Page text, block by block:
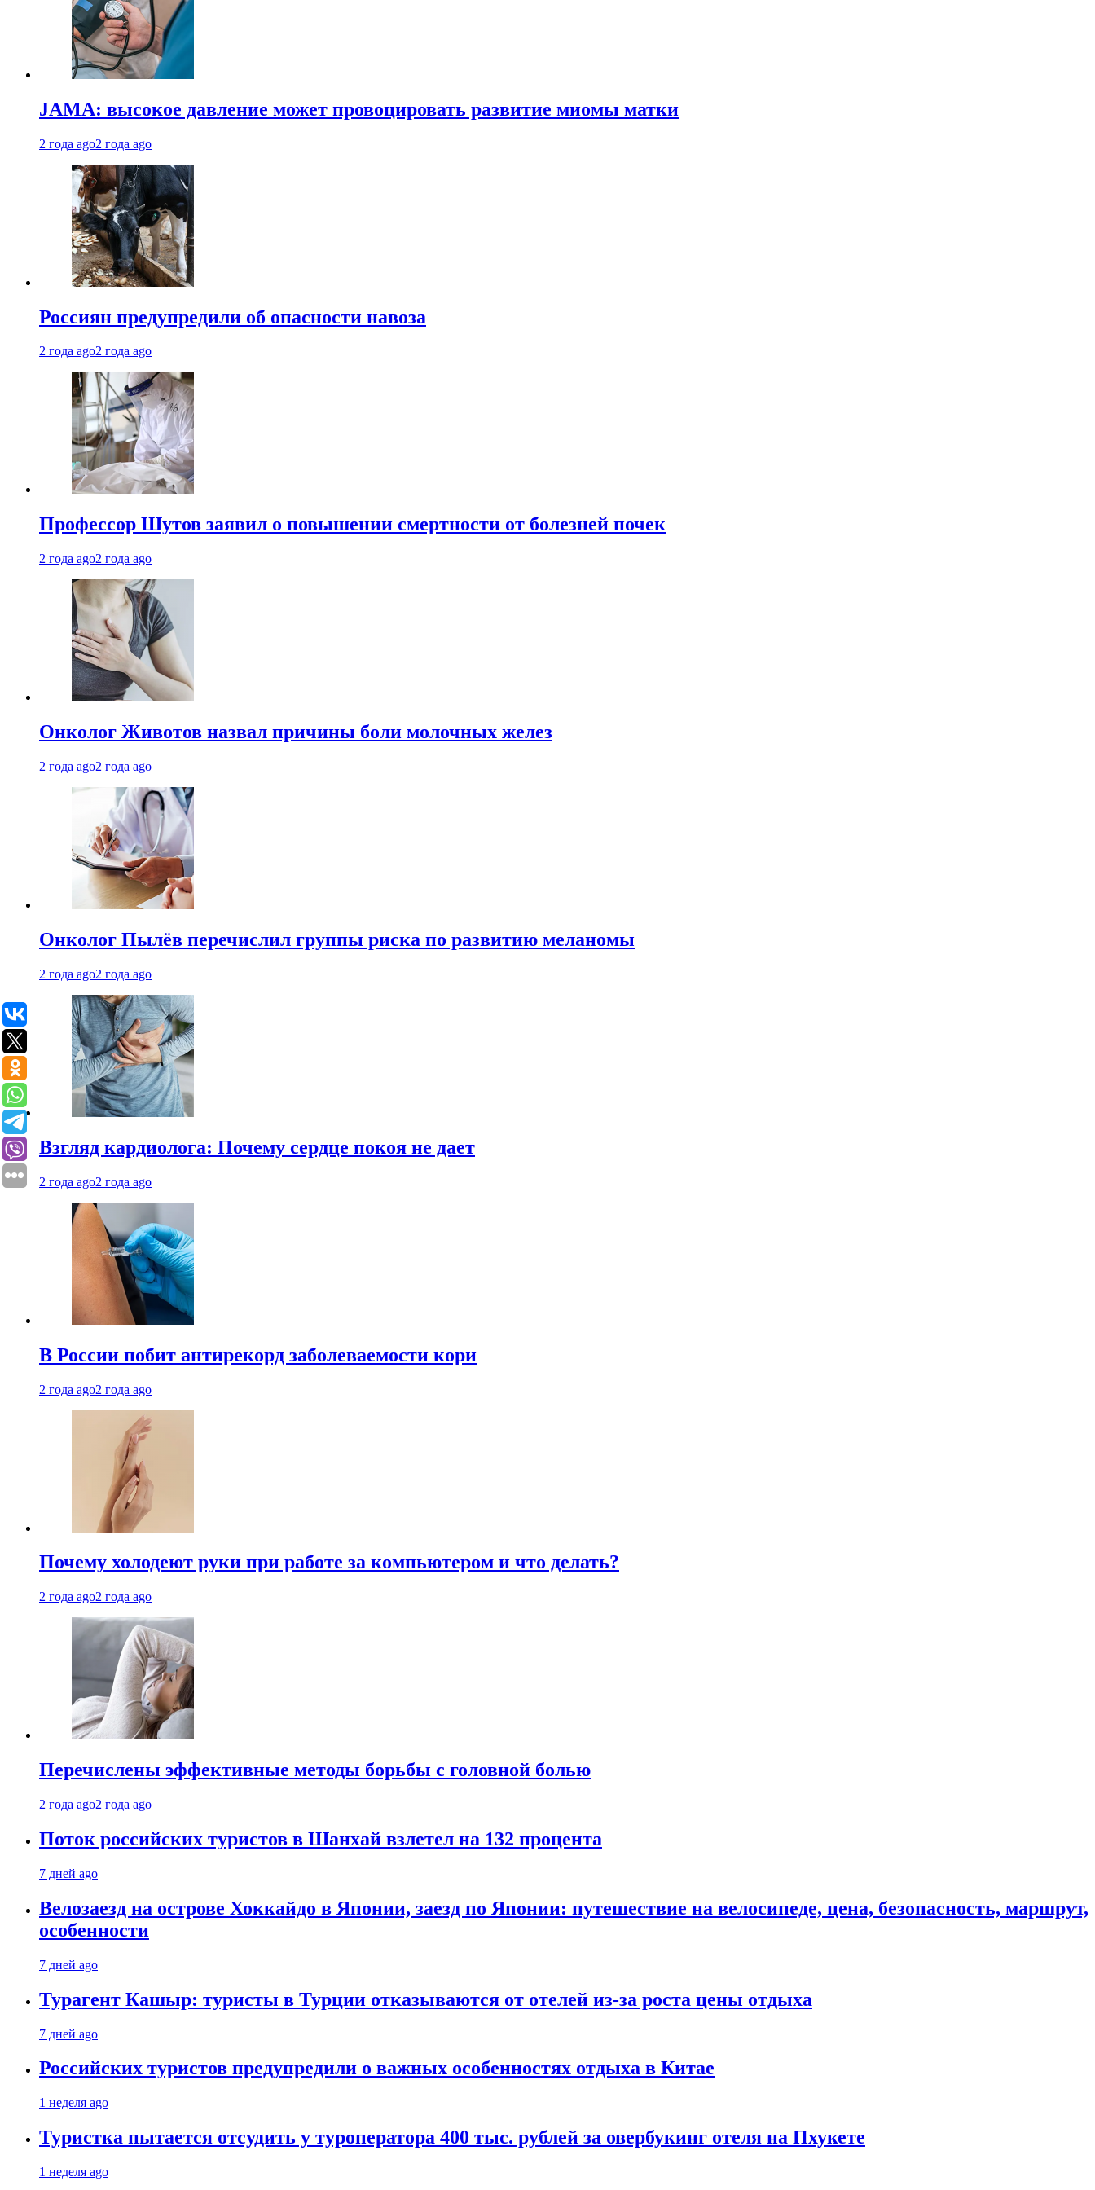
JAMA: высокое давление может провоцировать развитие миомы матки
2 года ago2 года ago
Россиян предупредили об опасности навоза
2 года ago2 года ago
Профессор Шутов заявил о повышении смертности от болезней почек
2 года ago2 года ago
Онколог Животов назвал причины боли молочных желез
2 года ago2 года ago
Онколог Пылёв перечислил группы риска по развитию меланомы
2 года ago2 года ago
Взгляд кардиолога: Почему сердце покоя не дает
2 года ago2 года ago
В России побит антирекорд заболеваемости кори
2 года ago2 года ago
Почему холодеют руки при работе за компьютером и что делать?
2 года ago2 года ago
Перечислены эффективные методы борьбы с головной болью
2 года ago2 года ago
Поток российских туристов в Шанхай взлетел на 132 процента
7 дней ago
Велозаезд на острове Хоккайдо в Японии, заезд по Японии: путешествие на велосипеде, цена, безопасность, маршрут,
особенности
7 дней ago
Турагент Кашыр: туристы в Турции отказываются от отелей из-за роста цены отдыха
7 дней ago
Российских туристов предупредили о важных особенностях отдыха в Китае
1 неделя ago
Туристка пытается отсудить у туроператора 400 тыс. рублей за овербукинг отеля на Пхукете
1 неделя ago